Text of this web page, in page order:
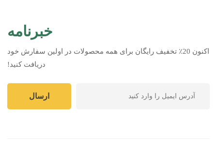
خبرنامه
اکنون 20٪ تخفیف رایگان برای همه محصولات در اولین سفارش خود
دریافت کنید!